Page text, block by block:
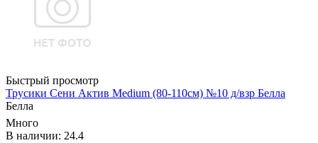
Быстрый просмотр
Трусики Сени Актив Medium (80-110см) №10 д/взр Белла
Белла
Много
В наличии: 24.4